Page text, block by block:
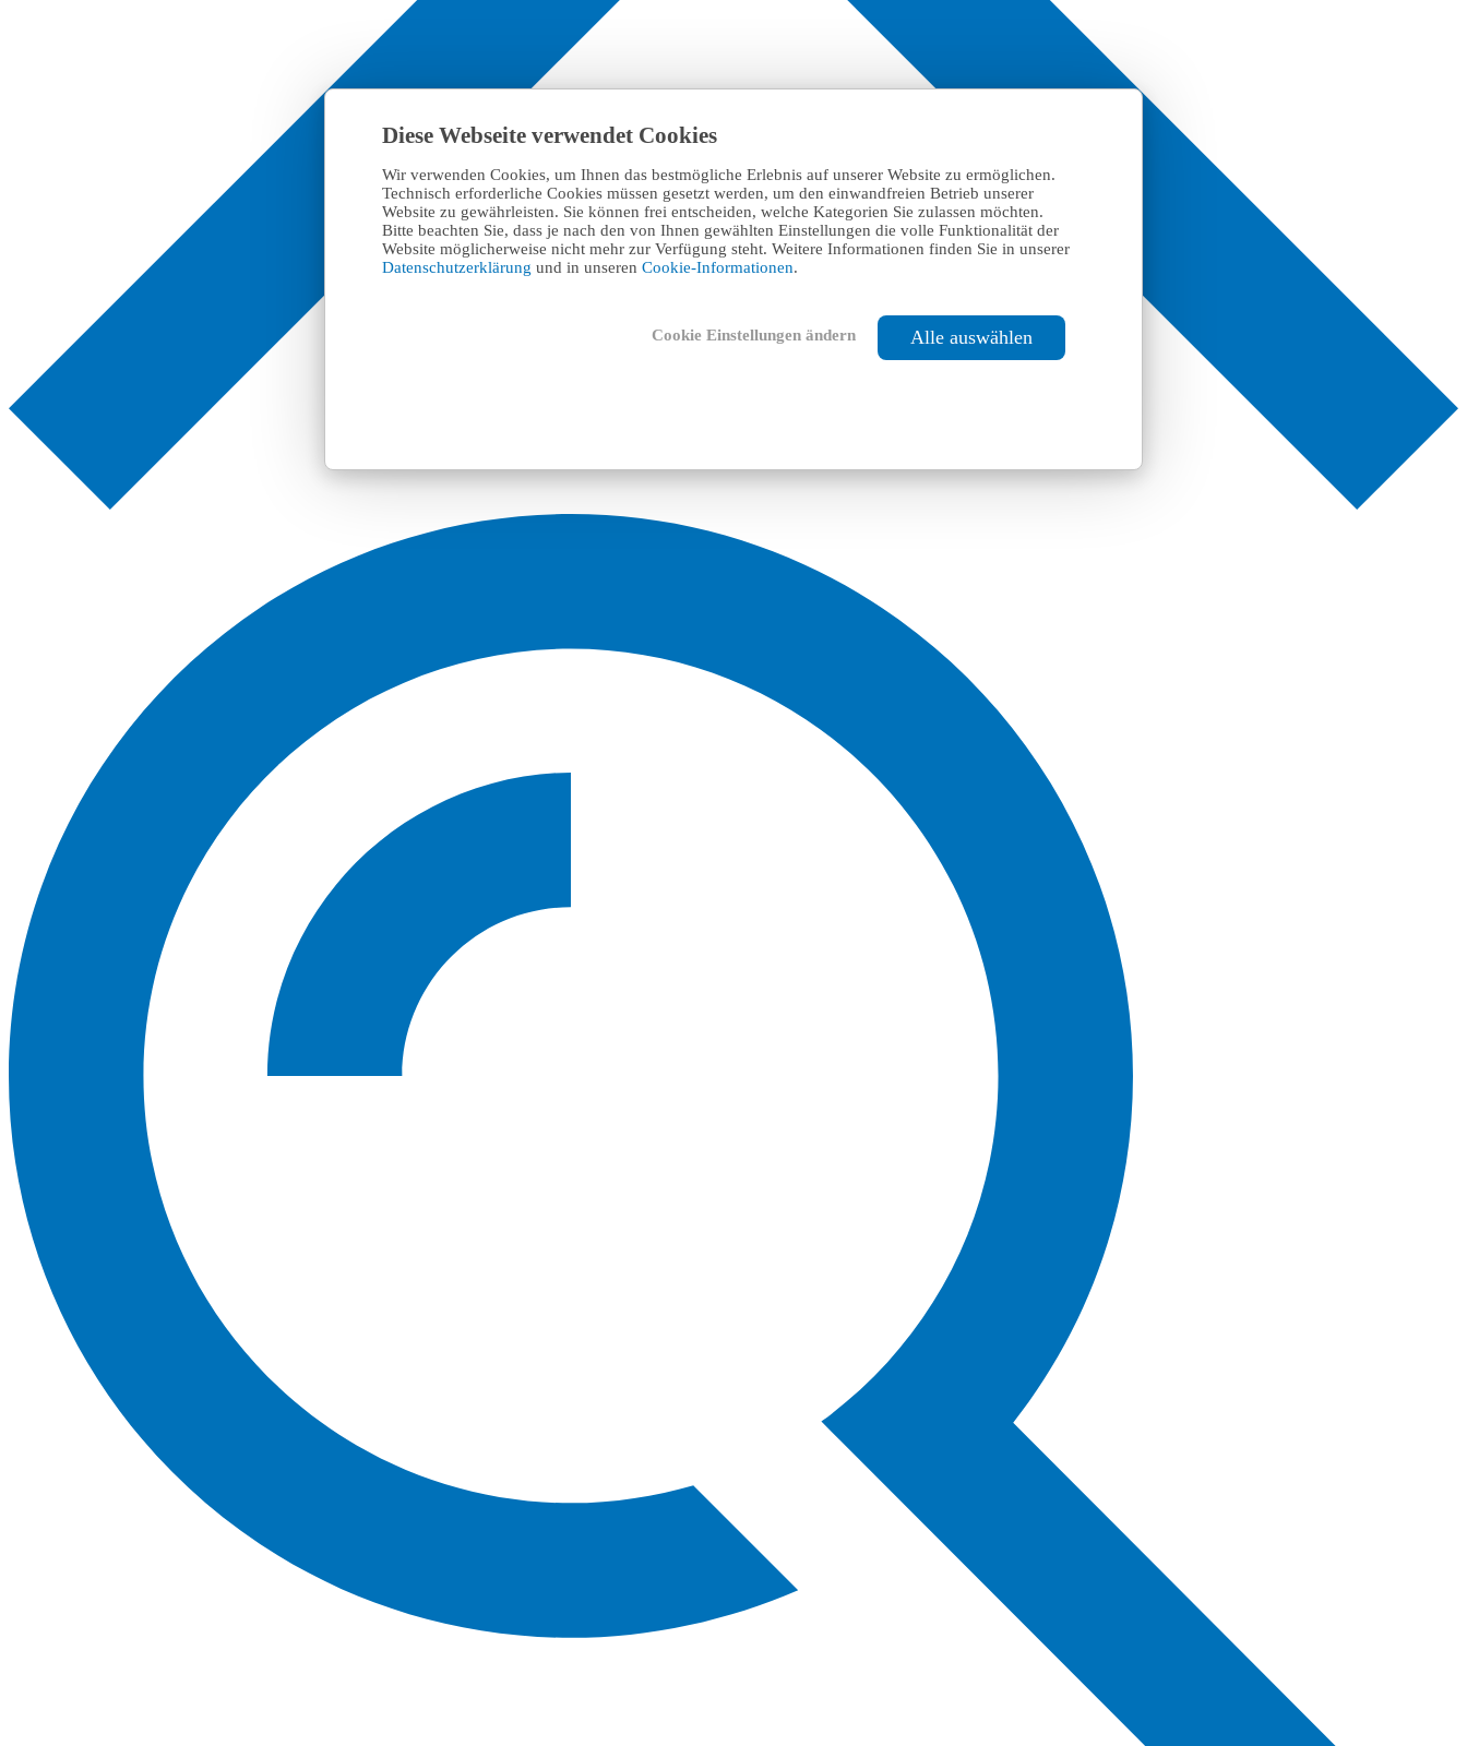
Diese Webseite verwendet Cookies
Wir verwenden Cookies, um Ihnen das bestmögliche Erlebnis auf unserer Website zu ermöglichen.
Technisch erforderliche Cookies müssen gesetzt werden, um den einwandfreien Betrieb unserer
Website zu gewährleisten. Sie können frei entscheiden, welche Kategorien Sie zulassen möchten.
Bitte beachten Sie, dass je nach den von Ihnen gewählten Einstellungen die volle Funktionalität der
Website möglicherweise nicht mehr zur Verfügung steht. Weitere Informationen finden Sie in unserer
Datenschutzerklärung und in unseren Cookie-Informationen.
Cookie Einstellungen ändern Alle auswählen